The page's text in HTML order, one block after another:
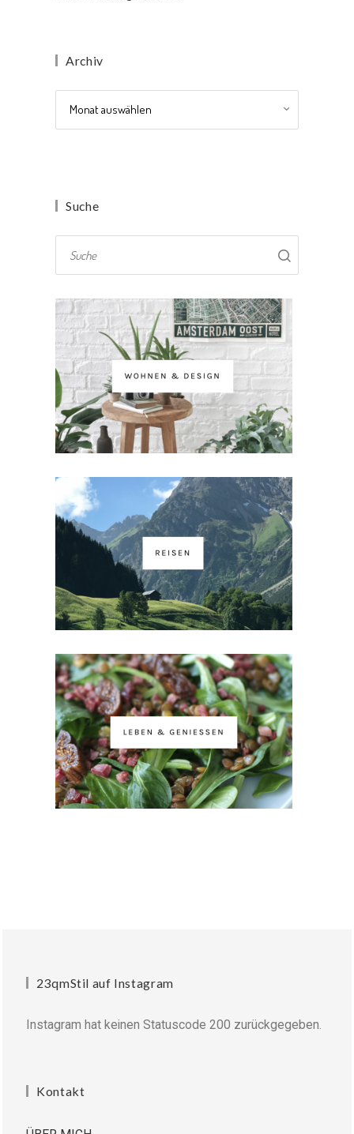
Archiv
Suche
23qmStil auf Instagram
Instagram hat keinen Statuscode 200 zurückgegeben.
Kontakt